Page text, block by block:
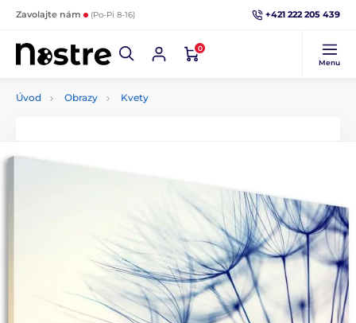
Zavolajte nám (Po-Pi 8-16) +421 222 205 439
0
Menu
Úvod Obrazy Kvety